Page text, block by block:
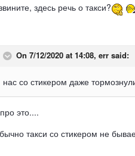
здесь речь о такси?
On 7/12/2020 at 14:08, err said:
нас со стикером даже
это....
такси со стикером не